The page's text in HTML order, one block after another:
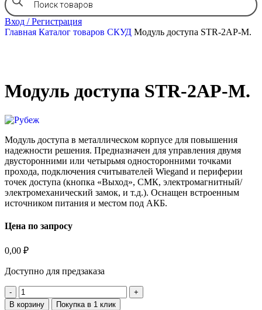
Вход / Регистрация
Главная Каталог товаров СКУД Модуль доступа STR-2AP-M.
Модуль доступа STR-2AP-M.
Модуль доступа в металлическом корпусе для повышения
надежности решения. Предназначен для управления двумя
двусторонними или четырьмя односторонними точками
прохода, подключения считывателей Wiegand и периферии
точек доступа (кнопка «Выход», СМК, электромагнитный/
электромеханический замок, и т.д.). Оснащен встроенным
источником питания и местом под АКБ.
Цена по запросу
0,00 ₽
Доступно для предзаказа
В корзину Покупка в 1 клик